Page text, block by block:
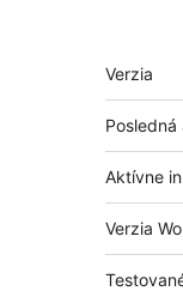
Meta
Verzia
Aktívne
Verzia